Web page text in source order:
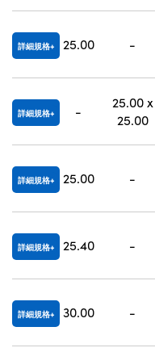
詳細規格 25.00 -
詳細規格 -
25.00 x
25.00
詳細規格 25.00 -
詳細規格 25.40 -
詳細規格 30.00 -